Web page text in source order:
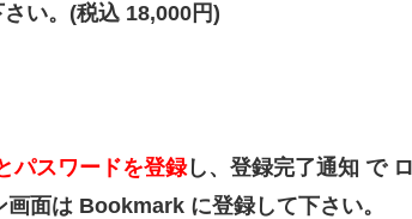
い。(税込 18,000円)
パスワードを登録し、登録完了通知 で
面は Bookmark に登録して下さい。